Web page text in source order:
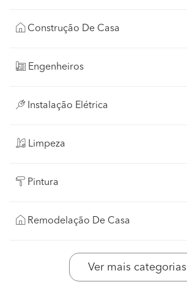
Construção De Casa
Engenheiros
Instalação Elétrica
Limpeza
Pintura
Remodelação De Casa
Ver mais categorias